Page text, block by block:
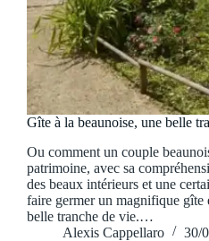
Gîte à la beaunoise, une belle
Ou comment un couple
patrimoine, avec sa
des beaux intérieurs et une
faire germer un magnifique gîte
belle tranche de vie.…
Alexis Cappellaro
30/